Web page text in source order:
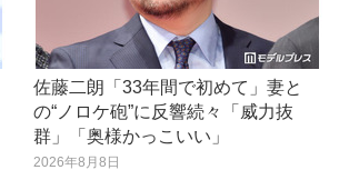
佐藤二朗「33年間で初めて」妻と
の“ノロケ砲”に反響続々「威力抜
群」「奥様かっこいい」
2026年8月8日